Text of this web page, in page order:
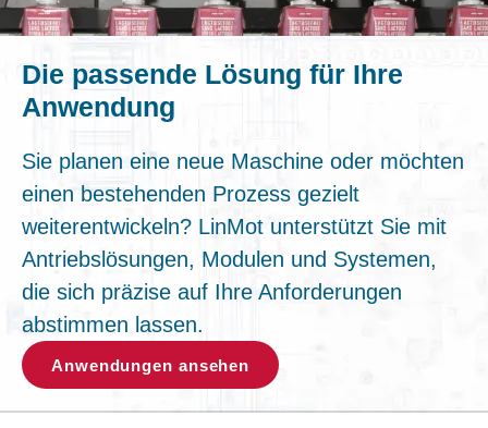
Die passende Lösung für Ihre
Anwendung
Sie planen eine neue Maschine oder möchten
einen bestehenden Prozess gezielt
weiterentwickeln? LinMot unterstützt Sie mit
Antriebslösungen, Modulen und Systemen,
die sich präzise auf Ihre Anforderungen
abstimmen lassen.
Anwendungen ansehen